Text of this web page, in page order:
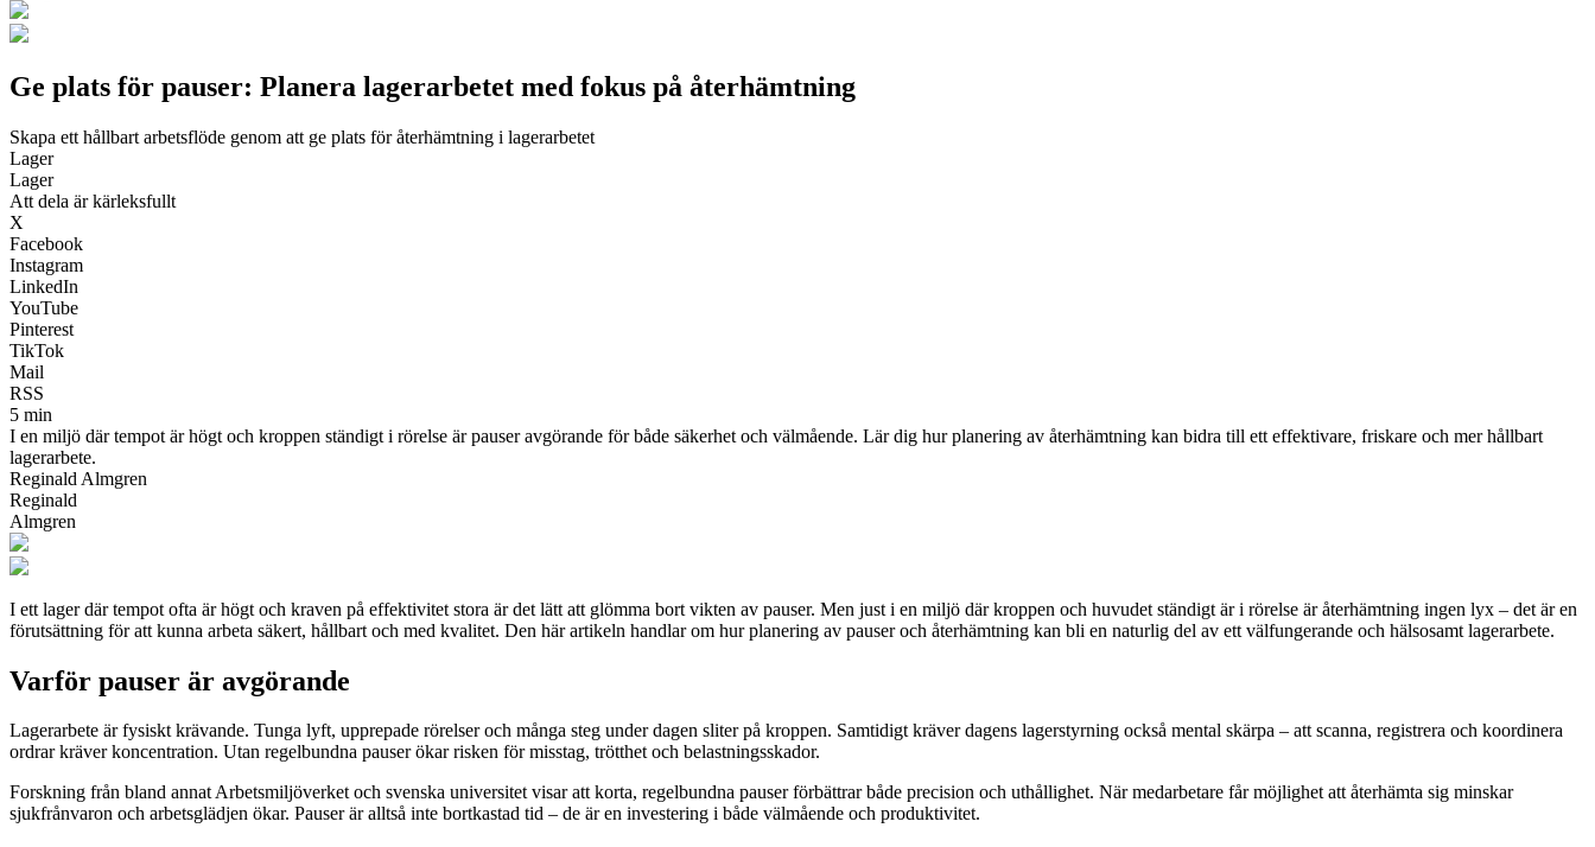
Ge plats för pauser: Planera lagerarbetet med fokus på återhämtning
Skapa ett hållbart arbetsflöde genom att ge plats för återhämtning i lagerarbetet
Lager
Lager
Att dela är kärleksfullt
X
Facebook
Instagram
LinkedIn
YouTube
Pinterest
TikTok
Mail
RSS
5 min
I en miljö där tempot är högt och kroppen ständigt i rörelse är pauser avgörande för både säkerhet och välmående. Lär dig hur planering av återhämtning kan bidra till ett effektivare, friskare och mer hållbart
lagerarbete.
Reginald Almgren
Reginald
Almgren
I ett lager där tempot ofta är högt och kraven på effektivitet stora är det lätt att glömma bort vikten av pauser. Men just i en miljö där kroppen och huvudet ständigt är i rörelse är återhämtning ingen lyx – det är en
förutsättning för att kunna arbeta säkert, hållbart och med kvalitet. Den här artikeln handlar om hur planering av pauser och återhämtning kan bli en naturlig del av ett välfungerande och hälsosamt lagerarbete.
Varför pauser är avgörande
Lagerarbete är fysiskt krävande. Tunga lyft, upprepade rörelser och många steg under dagen sliter på kroppen. Samtidigt kräver dagens lagerstyrning också mental skärpa – att scanna, registrera och koordinera
ordrar kräver koncentration. Utan regelbundna pauser ökar risken för misstag, trötthet och belastningsskador.
Forskning från bland annat Arbetsmiljöverket och svenska universitet visar att korta, regelbundna pauser förbättrar både precision och uthållighet. När medarbetare får möjlighet att återhämta sig minskar
sjukfrånvaron och arbetsglädjen ökar. Pauser är alltså inte bortkastad tid – de är en investering i både välmående och produktivitet.